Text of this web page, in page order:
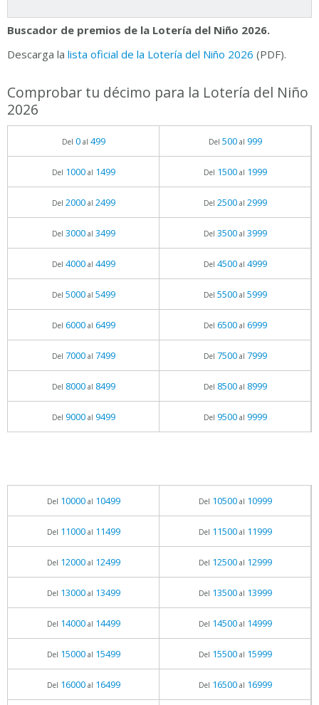
Buscador de premios de la Lotería del Niño 2026.
Descarga la lista oficial de la Lotería del Niño 2026 (PDF).
Comprobar tu décimo para la Lotería del Niño
2026
Del 0al 499 Del 500al 999
Del 1000al 1499 Del 1500al 1999
Del 2000al 2499 Del 2500al 2999
Del 3000al 3499 Del 3500al 3999
Del 4000al 4499 Del 4500al 4999
Del 5000al 5499 Del 5500al 5999
Del 6000al 6499 Del 6500al 6999
Del 7000al 7499 Del 7500al 7999
Del 8000al 8499 Del 8500al 8999
Del 9000al 9499 Del 9500al 9999
Del 10000al 10499 Del 10500al 10999
Del 11000al 11499 Del 11500al 11999
Del 12000al 12499 Del 12500al 12999
Del 13000al 13499 Del 13500al 13999
Del 14000al 14499 Del 14500al 14999
Del 15000al 15499 Del 15500al 15999
Del 16000al 16499 Del 16500al 16999